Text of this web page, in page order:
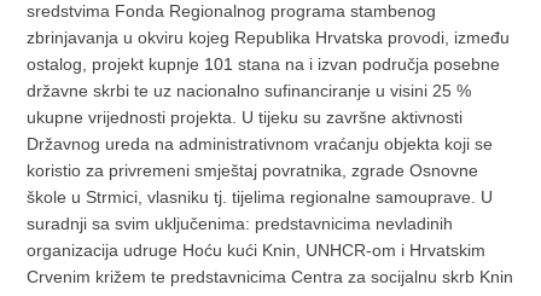
sredstvima Fonda Regionalnog programa stambenog
zbrinjavanja u okviru kojeg Republika Hrvatska provodi, između
ostalog, projekt kupnje 101 stana na i izvan područja posebne
državne skrbi te uz nacionalno sufinanciranje u visini 25 %
ukupne vrijednosti projekta. U tijeku su završne aktivnosti
Državnog ureda na administrativnom vraćanju objekta koji se
koristio za privremeni smještaj povratnika, zgrade Osnovne
škole u Strmici, vlasniku tj. tijelima regionalne samouprave. U
suradnji sa svim uključenima: predstavnicima nevladinih
organizacija udruge Hoću kući Knin, UNHCR-om i Hrvatskim
Crvenim križem te predstavnicima Centra za socijalnu skrb Knin